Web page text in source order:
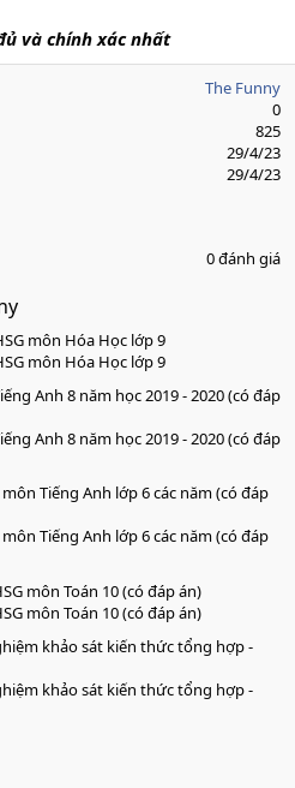
và chính xác nhất
The Funny
0
825
29/4/23
29/4/23
0 đánh giá
môn Hóa Học lớp 9
môn Hóa Học lớp 9
Anh 8 năm học 2019 - 2020 (có đáp
Anh 8 năm học 2019 - 2020 (có đáp
Tiếng Anh lớp 6 các năm (có đáp
Tiếng Anh lớp 6 các năm (có đáp
môn Toán 10 (có đáp án)
môn Toán 10 (có đáp án)
khảo sát kiến thức tổng hợp -
khảo sát kiến thức tổng hợp -